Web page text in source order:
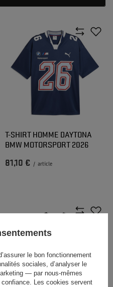
T-SHIRT HOMME DAYTONA
BMW MOTORSPORT 2026
81,10 € / article
le bon fonctionnement
sociales, d’analyser le
— par nous-mêmes
Les cookies servent